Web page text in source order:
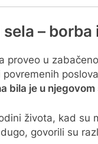
–
proveo u
bila je u njegovom
života, kad su
govorili su